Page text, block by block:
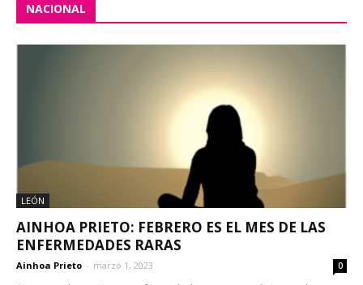
NACIONAL
LEÓN
AINHOA PRIETO: FEBRERO ES EL MES DE LAS
ENFERMEDADES RARAS
Ainhoa Prieto - marzo 1, 2023 0